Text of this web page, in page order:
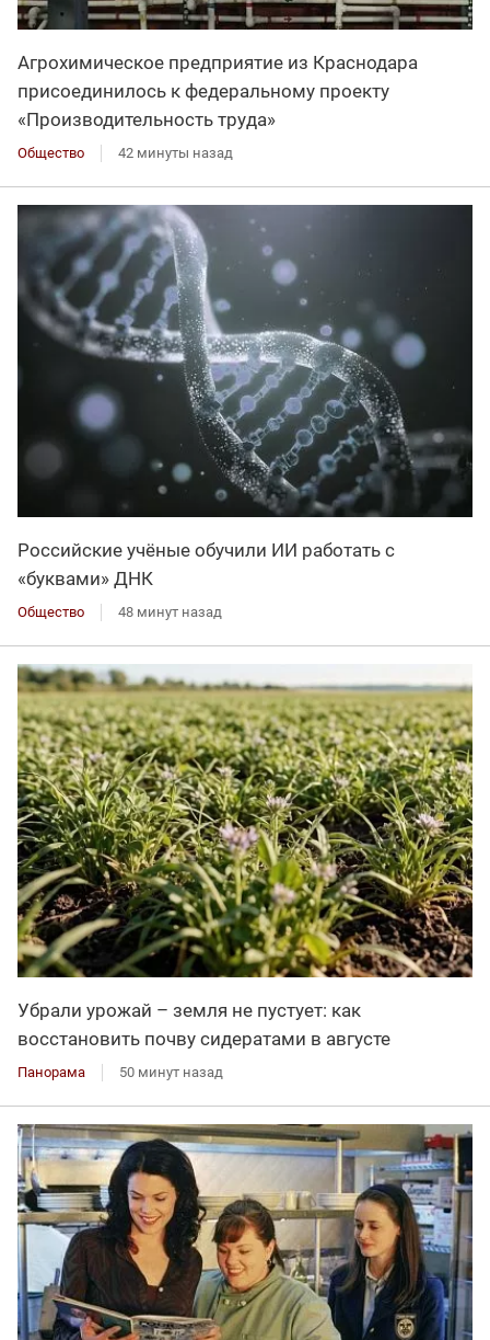
Агрохимическое предприятие из Краснодара
присоединилось к федеральному проекту
«Производительность труда»
Общество 42 минуты назад
Российские учёные обучили ИИ работать с
«буквами» ДНК
Общество 48 минут назад
Убрали урожай – земля не пустует: как
восстановить почву сидератами в августе
Панорама 50 минут назад